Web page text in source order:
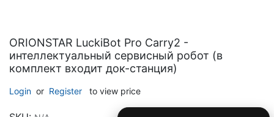
ORIONSTAR LuckiBot Pro Carry2 -
интеллектуальный сервисный робот (в
комплект входит док-станция)
Login or Register to view price
Descoperă RiA Ecosystem
Platformă integrată pentru managementul flotei de roboți